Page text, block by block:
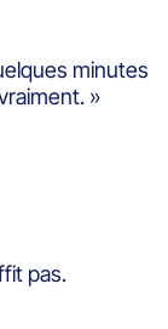
minutes
»
pas.